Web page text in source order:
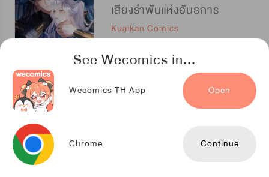
See Wecomics in...
Wecomics TH App Open
Chrome Continue
เสียงรำพันแห่งอันธการ
Kuaikan Comics
ราชันย์มัจฉา